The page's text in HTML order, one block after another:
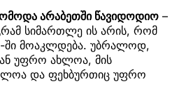
არაბეთში წავიდოდიო –
სიმართლე ის არის, რომ
ში მოაკლდება. უბრალოდ,
უფრო ახლოა, მის
და ფეხბურთიც უფრო